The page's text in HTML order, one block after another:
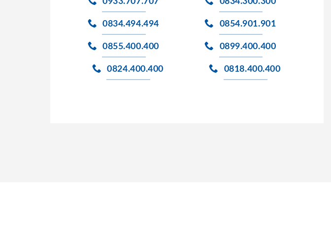
0834.494.494
0855.400.400
0824.400.400
0854.901.901
0899.400.400
0818.400.400